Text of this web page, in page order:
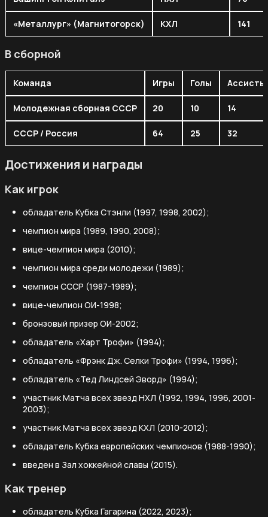
«Металлург» (Магнитогорск) КХЛ 141
В сборной
Команда Игры Голы Ассисты
Молодежная сборная СССР 20 10 14
СССР / Россия 64 25 32
Достижения и награды
Как игрок
обладатель Кубка Стэнли (1997, 1998, 2002);
чемпион мира (1989, 1990, 2008);
вице-чемпион мира (2010);
чемпион мира среди молодежи (1989);
чемпион СССР (1987-1989);
вице-чемпион ОИ-1998;
бронзовый призер ОИ-2002;
обладатель «Харт Трофи» (1994);
обладатель «Фрэнк Дж. Селки Трофи» (1994, 1996);
обладатель «Тед Линдсей Эворд» (1994);
участник Матча всех звезд НХЛ (1992, 1994, 1996, 2001-
2003);
участник Матча всех звезд КХЛ (2010-2012);
обладатель Кубка европейских чемпионов (1988-1990);
введен в Зал хоккейной славы (2015).
Как тренер
обладатель Кубка Гагарина (2022, 2023);